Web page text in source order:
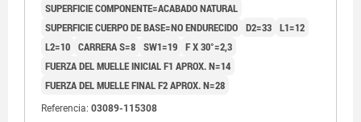
SUPERFICIE COMPONENTE=ACABADO NATURAL
SUPERFICIE CUERPO DE BASE=NO ENDURECIDO D2=33 L1=12
L2=10 CARRERA S=8 SW1=19 F X 30°=2,3
FUERZA DEL MUELLE INICIAL F1 APROX. N=14
FUERZA DEL MUELLE FINAL F2 APROX. N=28
Referencia: 03089-115308